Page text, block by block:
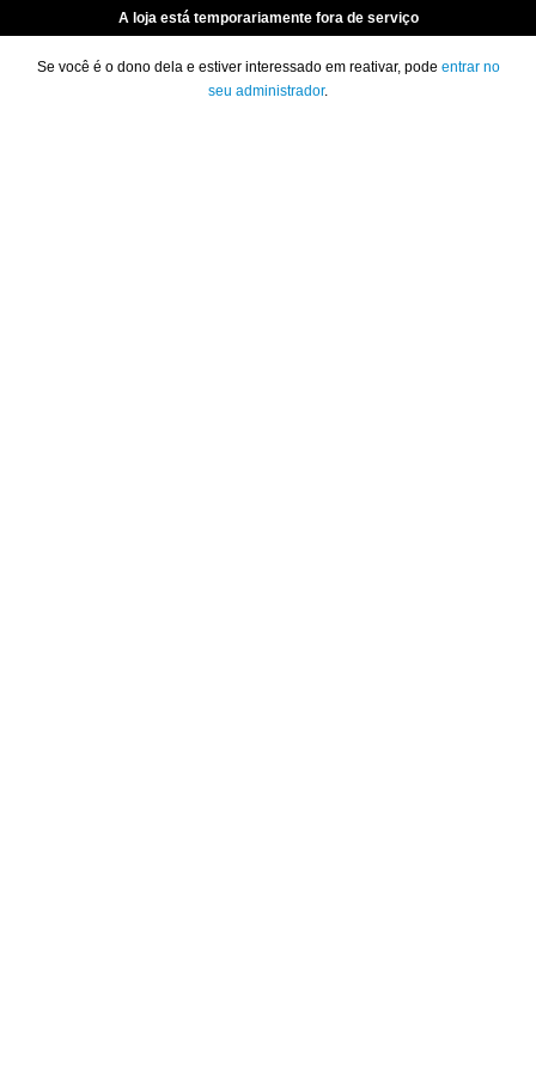
A loja está temporariamente fora de serviço
Se você é o dono dela e estiver interessado em reativar, pode entrar no
seu administrador.